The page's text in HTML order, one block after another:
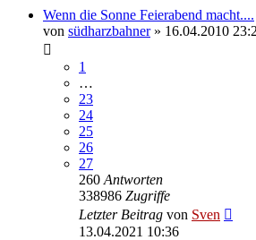
Wenn die Sonne Feierabend macht....
von südharzbahner» 16.04.2010
1
…
23
24
25
26
27
260 Antworten
338986 Zugriffe
Letzter Beitrag von Sven
13.04.2021 10:36